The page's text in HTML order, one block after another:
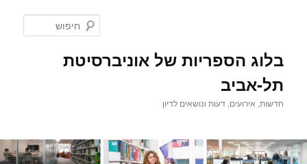
בלוג הספריות של אוניברסיטת
תל-אביב
חדשות, אירועים, דעות ונושאים לדיון